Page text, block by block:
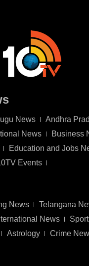
News
Andhra
News
Business
Education and Jobs
Events
News
Telangana
News
Astrology Crime